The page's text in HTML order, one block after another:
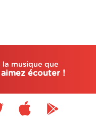
la musique que
écouter !